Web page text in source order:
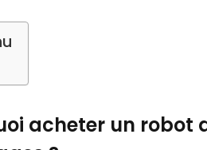
acheter un robot